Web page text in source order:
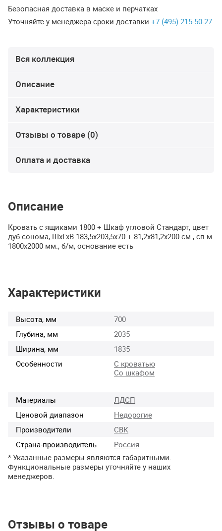
Безопасная доставка в маске и перчатках
Уточняйте у менеджера сроки доставки +7 (495) 215-50-27
Вся коллекция
Описание
Характеристики
Отзывы о товаре (0)
Оплата и доставка
Описание
Кровать с ящиками 1800 + Шкаф угловой Стандарт, цвет
дуб сонома, ШхГхВ 183,5х203,5х70 + 81,2х81,2х200 см., сп.м.
1800х2000 мм., б/м, основание есть
Характеристики
Высота, мм
700
Глубина, мм
2035
Ширина, мм
1835
Особенности
С кроватью
Со шкафом
Материалы
ЛДСП
Ценовой диапазон
Недорогие
Производители
СВК
Страна-производитель
Россия
* Указанные размеры являются габаритными.
Функциональные размеры уточняйте у наших
менеджеров.
Отзывы о товаре